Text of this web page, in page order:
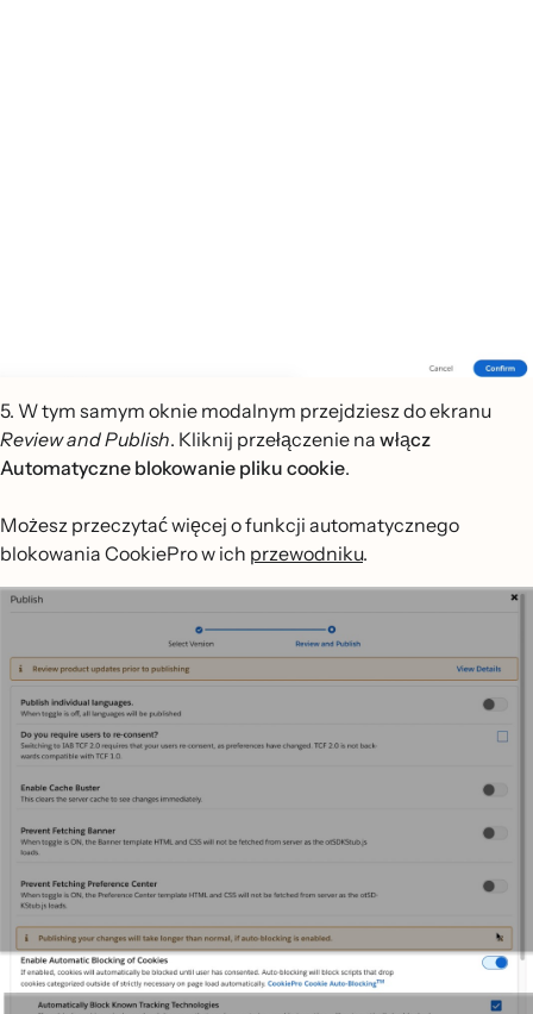
5. W tym samym oknie modalnym przejdziesz do ekranu
Review and Publish. Kliknij przełączenie na włącz
Automatyczne blokowanie pliku cookie.
Możesz przeczytać więcej o funkcji automatycznego
blokowania CookiePro w ich przewodniku.